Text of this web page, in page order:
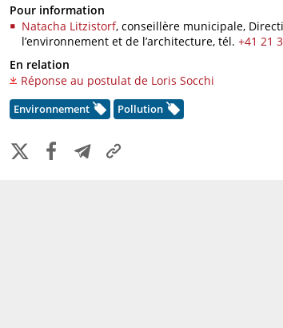
Pour information
Natacha Litzistorf, conseillère municipale,
l’environnement et de l’architecture, tél. +41 21
En relation
Réponse au postulat de Loris Socchi
Environnement Pollution